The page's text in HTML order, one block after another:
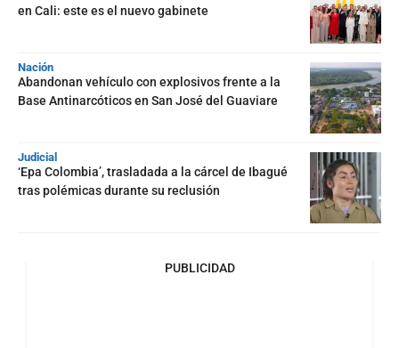
en Cali: este es el nuevo gabinete
Nación
Abandonan vehículo con explosivos frente a la
Base Antinarcóticos en San José del Guaviare
Judicial
‘Epa Colombia’, trasladada a la cárcel de Ibagué
tras polémicas durante su reclusión
PUBLICIDAD